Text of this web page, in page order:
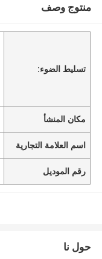
منتوج وصف
تسليط الضوء:
مكان المنشأ
اسم العلامة التجارية
رقم الموديل
حول نا